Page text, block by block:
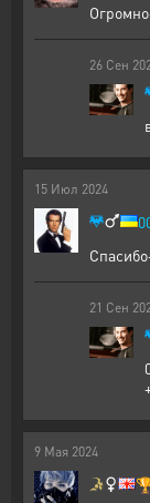
26 Сен
15 Июл 2024
21 Сен
9 Мая 2024